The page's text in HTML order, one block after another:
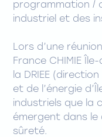
programmation /
industriel et des
Lors d’une
France CHIMIE
la DRIEE
et de l’énergie
industriels que la
émergent dans le
sûreté.